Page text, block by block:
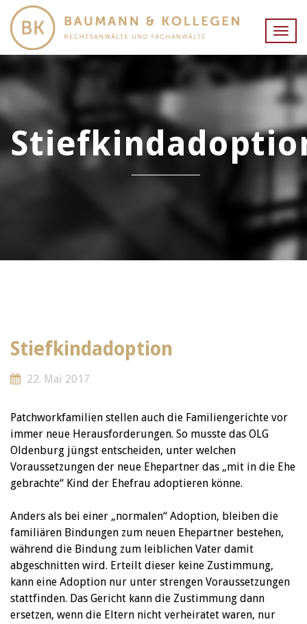
Stiefkindadoption
22. Mai 2017
Patchworkfamilien stellen auch die Familiengerichte vor
immer neue Herausforderungen. So musste das OLG
Oldenburg jüngst entscheiden, unter welchen
Voraussetzungen der neue Ehepartner das „mit in die Ehe
gebrachte“ Kind der Ehefrau adoptieren könne.
Anders als bei einer „normalen“ Adoption, bleiben die
familiären Bindungen zum neuen Ehepartner bestehen,
während die Bindung zum leiblichen Vater damit
abgeschnitten wird. Erteilt dieser keine Zustimmung,
kann eine Adoption nur unter strengen Voraussetzungen
stattfinden. Das Gericht kann die Zustimmung dann
ersetzen, wenn die Eltern nicht verheiratet waren, nur